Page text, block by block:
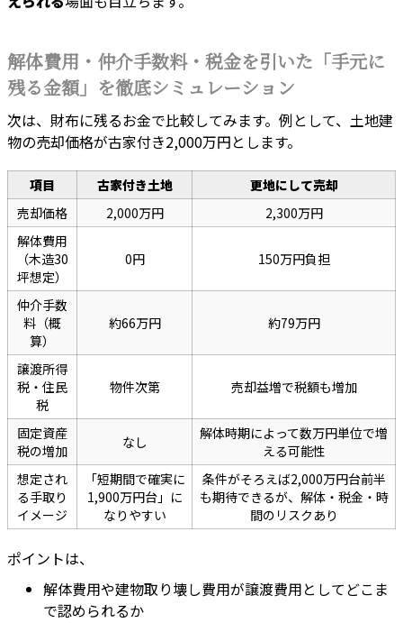
解体費用・仲介手数料・税金を引いた「手元に
残る金額」を徹底シミュレーション
次は、財布に残るお金で比較してみます。例として、土地建
物の売却価格が古家付き2,000万円とします。
項目 古家付き土地
更地にして売却
売却価格
2,000万円
2,300万円
解体費用
（木造30
坪想定）
0円 150万円負担
仲介手数
料（概
算）
約66万円 約79万円
譲渡所得
税・住民
税
物件次第 売却益増で税額も増加
固定資産
税の増加
なし
解体時期によって数万円単位で増
える可能性
想定され
る手取り
イメージ
「短期間で確実に
1,900万円台」に
なりやすい
条件がそろえば2,000万円台前半
も期待できるが、解体・税金・時
間のリスクあり
ポイントは、
解体費用や建物取り壊し費用が譲渡費用としてどこま
で認められるか